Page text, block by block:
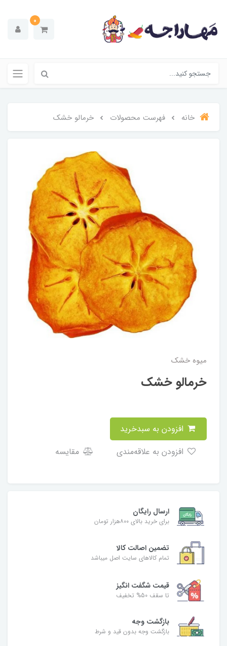
0
خانه فهرست محصولات خرمالو خشک
میوه خشک
خرمالو خشک
مقایسه
ارسال رایگان
برای خرید بالای ۸۰۰هزار تومان
تضمین اصالت کالا
تمام کالاهای سایت اصل میباشد
قیمت شگفت انگیز
تا سقف 50% تخفیف
بازگشت وجه
بازگشت وجه بدون قید و شرط